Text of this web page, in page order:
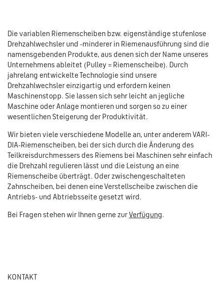
Die variablen Riemenscheiben bzw. eigenständige stufenlose
Drehzahlwechsler und -minderer in Riemenausführung sind die
namensgebenden Produkte, aus denen sich der Name unseres
Unternehmens ableitet (Pulley = Riemenscheibe). Durch
jahrelang entwickelte Technologie sind unsere
Drehzahlwechsler einzigartig und erfordern keinen
Maschinenstopp. Sie lassen sich sehr leicht an jegliche
Maschine oder Anlage montieren und sorgen so zu einer
wesentlichen Steigerung der Produktivität.
Wir bieten viele verschiedene Modelle an, unter anderem VARI-
DIA-Riemenscheiben, bei der sich durch die Änderung des
Teilkreisdurchmessers des Riemens bei Maschinen sehr einfach
die Drehzahl regulieren lässt und die Leistung an eine
Riemenscheibe überträgt. Oder zwischengeschalteten
Zahnscheiben, bei denen eine Verstellscheibe zwischen die
Antriebs- und Abtriebsseite gesetzt wird.
Bei Fragen stehen wir Ihnen gerne zurVerfügung.
KONTAKT